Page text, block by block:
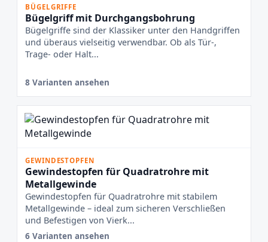
BÜGELGRIFFE
Bügelgriff mit Durchgangsbohrung
Bügelgriffe sind der Klassiker unter den Handgriffen
und überaus vielseitig verwendbar. Ob als Tür-,
Trage- oder Halt...
8 Varianten ansehen
GEWINDESTOPFEN
Gewindestopfen für Quadratrohre mit
Metallgewinde
Gewindestopfen für Quadratrohre mit stabilem
Metallgewinde – ideal zum sicheren Verschließen
und Befestigen von Vierk...
6 Varianten ansehen